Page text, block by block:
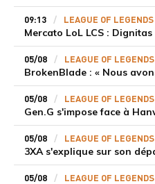
09:13 LEAGUE OF LEGENDS
05/08 LEAGUE OF LEGENDS
05/08 LEAGUE OF LEGENDS
05/08 LEAGUE OF LEGENDS
05/08 LEAGUE OF LEGENDS